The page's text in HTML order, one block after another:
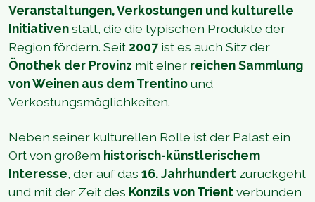
Veranstaltungen, Verkostungen und kulturelle
Initiativenstatt, die die typischen Produkte der
Region fördern. Seit 2007ist es auch Sitz der
Önothek der Provinz mit einer reichen Sammlung
von Weinen aus dem Trentinound
Verkostungsmöglichkeiten.
Neben seiner kulturellen Rolle ist der Palast ein
Ort von großem historisch-künstlerischem
Interesse , der auf das 16. Jahrhundert zurückgeht
und mit der Zeit des Konzils von Trientverbunden